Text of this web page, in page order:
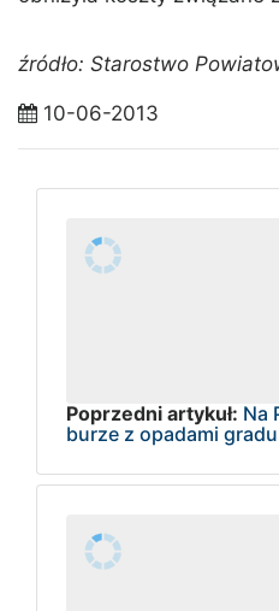
źródło: Starostwo
10-06-2013
Poprzedni artykuł: Na
burze z opadami gradu